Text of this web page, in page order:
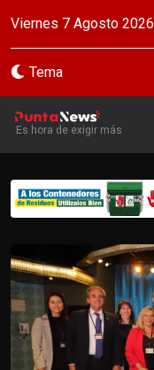
Viernes 7 Agosto 2026
Tema
Es hora de exigir más